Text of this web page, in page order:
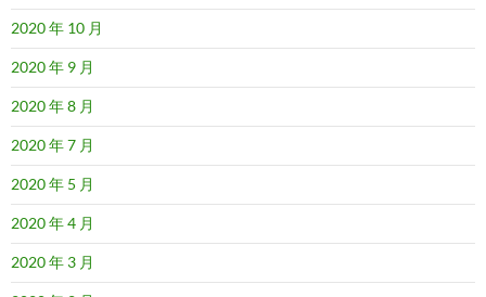
2020 年 10 月
2020 年 9 月
2020 年 8 月
2020 年 7 月
2020 年 5 月
2020 年 4 月
2020 年 3 月